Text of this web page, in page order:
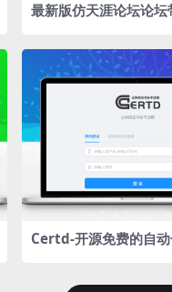
最新版仿天涯论坛论坛
Certd-开源免费的自动